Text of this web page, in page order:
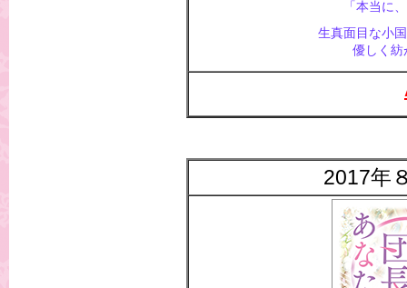
「本当に
生真面目な小
優しく紡
2017年